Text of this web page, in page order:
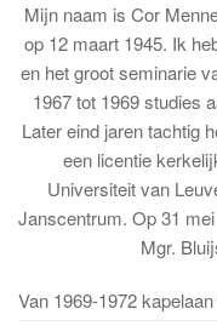
Mijn naam is Cor
op 12 maart 1945. Ik
en het groot seminarie
1967 tot 1969 studies
Later eind jaren tachtig
een licentie
Universiteit van
Janscentrum. Op 31
Mgr.
Van 1969-1972